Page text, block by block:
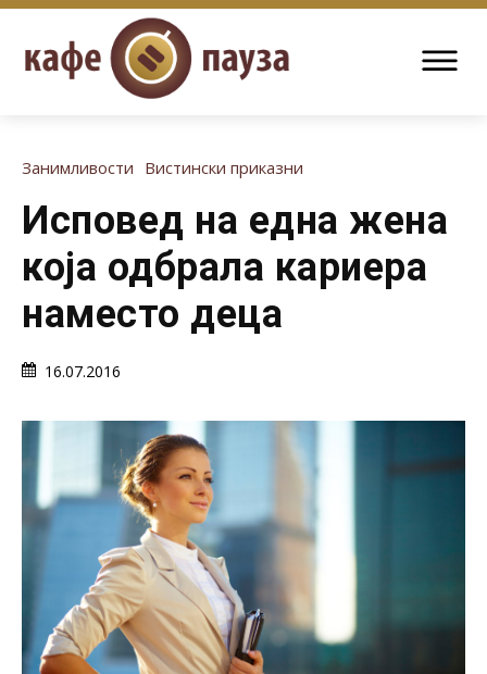
Занимливости Вистински приказни
Исповед на една жена
која одбрала кариера
наместо деца
16.07.2016